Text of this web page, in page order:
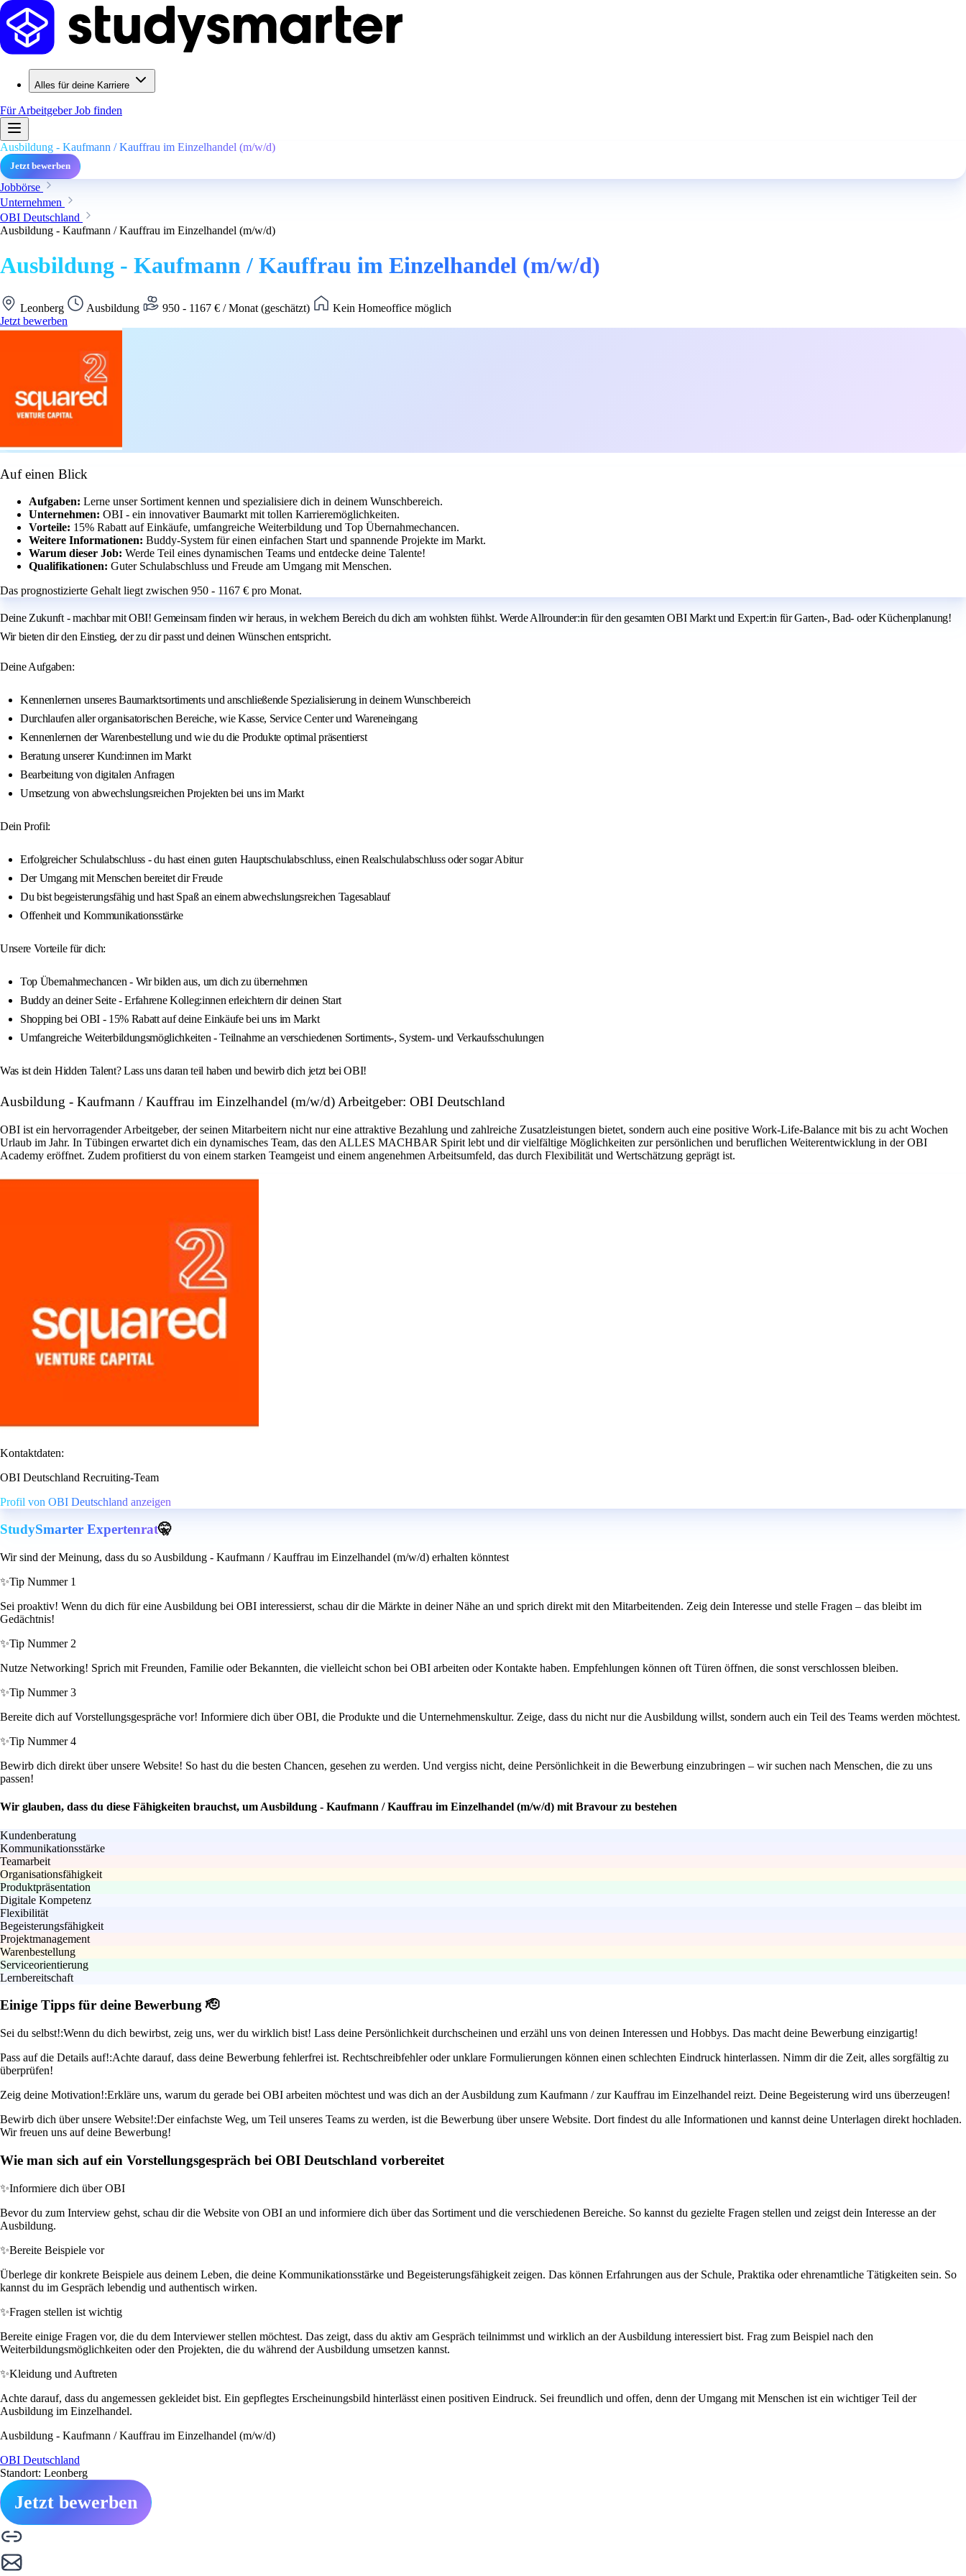
Alles für deine Karriere
Für ArbeitgeberJob finden
Ausbildung - Kaufmann / Kauffrau im Einzelhandel (m/w/d)
Jetzt bewerben
Jobbörse
Unternehmen
OBI Deutschland
Ausbildung - Kaufmann / Kauffrau im Einzelhandel (m/w/d)
Ausbildung - Kaufmann / Kauffrau im Einzelhandel (m/w/d)
Leonberg Ausbildung 950 - 1167 € / Monat (geschätzt)
Kein Homeoffice möglich
Jetzt bewerben
Auf einen Blick
Aufgaben: Lerne unser Sortiment kennen und spezialisiere dich in deinem Wunschbereich.
Unternehmen: OBI - ein innovativer Baumarkt mit tollen Karrieremöglichkeiten.
Vorteile: 15% Rabatt auf Einkäufe, umfangreiche Weiterbildung und Top Übernahmechancen.
Weitere Informationen: Buddy-System für einen einfachen Start und spannende Projekte im Markt.
Warum dieser Job: Werde Teil eines dynamischen Teams und entdecke deine Talente!
Qualifikationen: Guter Schulabschluss und Freude am Umgang mit Menschen.
Das prognostizierte Gehalt liegt zwischen 950 - 1167 € pro Monat.
Deine Zukunft - machbar mit OBI! Gemeinsam finden wir heraus, in welchem Bereich du dich am wohlsten fühlst. Werde Allrounder:in für den gesamten OBI Markt und Expert:in für Garten-, Bad- oder Küchenplanung!
Wir bieten dir den Einstieg, der zu dir passt und deinen Wünschen entspricht.
Deine Aufgaben:
Kennenlernen unseres Baumarktsortiments und anschließende Spezialisierung in deinem Wunschbereich
Durchlaufen aller organisatorischen Bereiche, wie Kasse, Service Center und Wareneingang
Kennenlernen der Warenbestellung und wie du die Produkte optimal präsentierst
Beratung unserer Kund:innen im Markt
Bearbeitung von digitalen Anfragen
Umsetzung von abwechslungsreichen Projekten bei uns im Markt
Dein Profil:
Erfolgreicher Schulabschluss - du hast einen guten Hauptschulabschluss, einen Realschulabschluss oder sogar Abitur
Der Umgang mit Menschen bereitet dir Freude
Du bist begeisterungsfähig und hast Spaß an einem abwechslungsreichen Tagesablauf
Offenheit und Kommunikationsstärke
Unsere Vorteile für dich:
Top Übernahmechancen - Wir bilden aus, um dich zu übernehmen
Buddy an deiner Seite - Erfahrene Kolleg:innen erleichtern dir deinen Start
Shopping bei OBI - 15% Rabatt auf deine Einkäufe bei uns im Markt
Umfangreiche Weiterbildungsmöglichkeiten - Teilnahme an verschiedenen Sortiments-, System- und Verkaufsschulungen
Was ist dein Hidden Talent? Lass uns daran teil haben und bewirb dich jetzt bei OBI!
Ausbildung - Kaufmann / Kauffrau im Einzelhandel (m/w/d) Arbeitgeber: OBI Deutschland
OBI ist ein hervorragender Arbeitgeber, der seinen Mitarbeitern nicht nur eine attraktive Bezahlung und zahlreiche Zusatzleistungen bietet, sondern auch eine positive Work-Life-Balance mit bis zu acht Wochen
Urlaub im Jahr. In Tübingen erwartet dich ein dynamisches Team, das den ALLES MACHBAR Spirit lebt und dir vielfältige Möglichkeiten zur persönlichen und beruflichen Weiterentwicklung in der OBI
Academy eröffnet. Zudem profitierst du von einem starken Teamgeist und einem angenehmen Arbeitsumfeld, das durch Flexibilität und Wertschätzung geprägt ist.
Kontaktdaten:
OBI Deutschland Recruiting-Team
Profil von OBI Deutschland anzeigen
StudySmarter Expertenrat🤫
Wir sind der Meinung, dass du so Ausbildung - Kaufmann / Kauffrau im Einzelhandel (m/w/d) erhalten könntest
✨Tip Nummer 1
Sei proaktiv! Wenn du dich für eine Ausbildung bei OBI interessierst, schau dir die Märkte in deiner Nähe an und sprich direkt mit den Mitarbeitenden. Zeig dein Interesse und stelle Fragen – das bleibt im
Gedächtnis!
✨Tip Nummer 2
Nutze Networking! Sprich mit Freunden, Familie oder Bekannten, die vielleicht schon bei OBI arbeiten oder Kontakte haben. Empfehlungen können oft Türen öffnen, die sonst verschlossen bleiben.
✨Tip Nummer 3
Bereite dich auf Vorstellungsgespräche vor! Informiere dich über OBI, die Produkte und die Unternehmenskultur. Zeige, dass du nicht nur die Ausbildung willst, sondern auch ein Teil des Teams werden möchtest.
✨Tip Nummer 4
Bewirb dich direkt über unsere Website! So hast du die besten Chancen, gesehen zu werden. Und vergiss nicht, deine Persönlichkeit in die Bewerbung einzubringen – wir suchen nach Menschen, die zu uns
passen!
Wir glauben, dass du diese Fähigkeiten brauchst, um Ausbildung - Kaufmann / Kauffrau im Einzelhandel (m/w/d) mit Bravour zu bestehen
Kundenberatung
Kommunikationsstärke
Teamarbeit
Organisationsfähigkeit
Produktpräsentation
Digitale Kompetenz
Flexibilität
Begeisterungsfähigkeit
Projektmanagement
Warenbestellung
Serviceorientierung
Lernbereitschaft
Einige Tipps für deine Bewerbung 🫡
Sei du selbst!:Wenn du dich bewirbst, zeig uns, wer du wirklich bist! Lass deine Persönlichkeit durchscheinen und erzähl uns von deinen Interessen und Hobbys. Das macht deine Bewerbung einzigartig!
Pass auf die Details auf!:Achte darauf, dass deine Bewerbung fehlerfrei ist. Rechtschreibfehler oder unklare Formulierungen können einen schlechten Eindruck hinterlassen. Nimm dir die Zeit, alles sorgfältig zu
überprüfen!
Zeig deine Motivation!:Erkläre uns, warum du gerade bei OBI arbeiten möchtest und was dich an der Ausbildung zum Kaufmann / zur Kauffrau im Einzelhandel reizt. Deine Begeisterung wird uns überzeugen!
Bewirb dich über unsere Website!:Der einfachste Weg, um Teil unseres Teams zu werden, ist die Bewerbung über unsere Website. Dort findest du alle Informationen und kannst deine Unterlagen direkt hochladen.
Wir freuen uns auf deine Bewerbung!
Wie man sich auf ein Vorstellungsgespräch bei OBI Deutschland vorbereitet
✨Informiere dich über OBI
Bevor du zum Interview gehst, schau dir die Website von OBI an und informiere dich über das Sortiment und die verschiedenen Bereiche. So kannst du gezielte Fragen stellen und zeigst dein Interesse an der
Ausbildung.
✨Bereite Beispiele vor
Überlege dir konkrete Beispiele aus deinem Leben, die deine Kommunikationsstärke und Begeisterungsfähigkeit zeigen. Das können Erfahrungen aus der Schule, Praktika oder ehrenamtliche Tätigkeiten sein. So
kannst du im Gespräch lebendig und authentisch wirken.
✨Fragen stellen ist wichtig
Bereite einige Fragen vor, die du dem Interviewer stellen möchtest. Das zeigt, dass du aktiv am Gespräch teilnimmst und wirklich an der Ausbildung interessiert bist. Frag zum Beispiel nach den
Weiterbildungsmöglichkeiten oder den Projekten, die du während der Ausbildung umsetzen kannst.
✨Kleidung und Auftreten
Achte darauf, dass du angemessen gekleidet bist. Ein gepflegtes Erscheinungsbild hinterlässt einen positiven Eindruck. Sei freundlich und offen, denn der Umgang mit Menschen ist ein wichtiger Teil der
Ausbildung im Einzelhandel.
Ausbildung - Kaufmann / Kauffrau im Einzelhandel (m/w/d)
OBI Deutschland
Standort: Leonberg
Jetzt bewerben